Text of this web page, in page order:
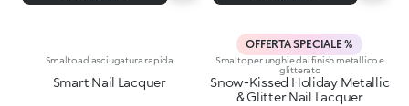
Smalto ad asciugatura rapida
Smart Nail Lacquer
OFFERTA SPECIALE %
Smalto per unghie dal finish metallico e
glitterato
Snow-Kissed Holiday Metallic
& Glitter Nail Lacquer